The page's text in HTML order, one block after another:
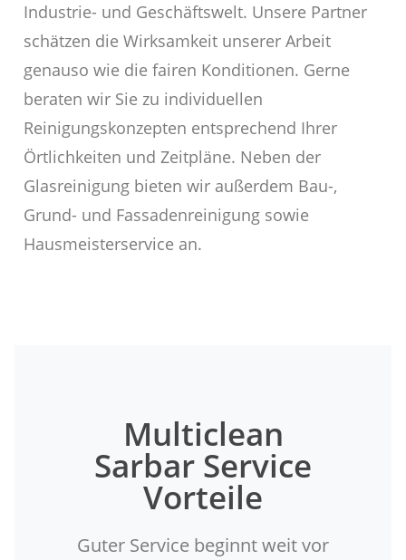
Industrie- und Geschäftswelt. Unsere Partner
schätzen die Wirksamkeit unserer Arbeit
genauso wie die fairen Konditionen. Gerne
beraten wir Sie zu individuellen
Reinigungskonzepten entsprechend Ihrer
Örtlichkeiten und Zeitpläne. Neben der
Glasreinigung bieten wir außerdem Bau-,
Grund- und Fassadenreinigung sowie
Hausmeisterservice an.
Multiclean
Sarbar Service
Vorteile
Guter Service beginnt weit vor